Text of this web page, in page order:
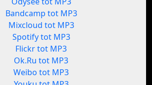
Bandcamp tot MP3
Mixcloud tot MP3
Spotify tot MP3
Flickr tot MP3
Ok.Ru tot MP3
Weibo tot MP3